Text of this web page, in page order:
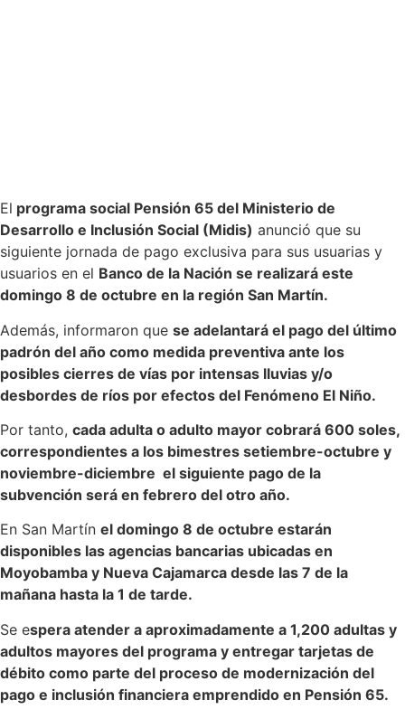
El programa social Pensión 65 del Ministerio de
Desarrollo e Inclusión Social (Midis) anunció que su
siguiente jornada de pago exclusiva para sus usuarias y
usuarios en el Banco de la Nación se realizará este
domingo 8 de octubre en la región San Martín.
Además, informaron que se adelantará el pago del último
padrón del año como medida preventiva ante los
posibles cierres de vías por intensas lluvias y/o
desbordes de ríos por efectos del Fenómeno El Niño.
Por tanto, cada adulta o adulto mayor cobrará 600 soles,
correspondientes a los bimestres setiembre-octubre y
noviembre-diciembre el siguiente pago de la
subvención será en febrero del otro año.
En San Martín el domingo 8 de octubre estarán
disponibles las agencias bancarias ubicadas en
Moyobamba y Nueva Cajamarca desde las 7 de la
mañana hasta la 1 de tarde.
Se espera atender a aproximadamente a 1,200 adultas y
adultos mayores del programa y entregar tarjetas de
débito como parte del proceso de modernización del
pago e inclusión financiera emprendido en Pensión 65.